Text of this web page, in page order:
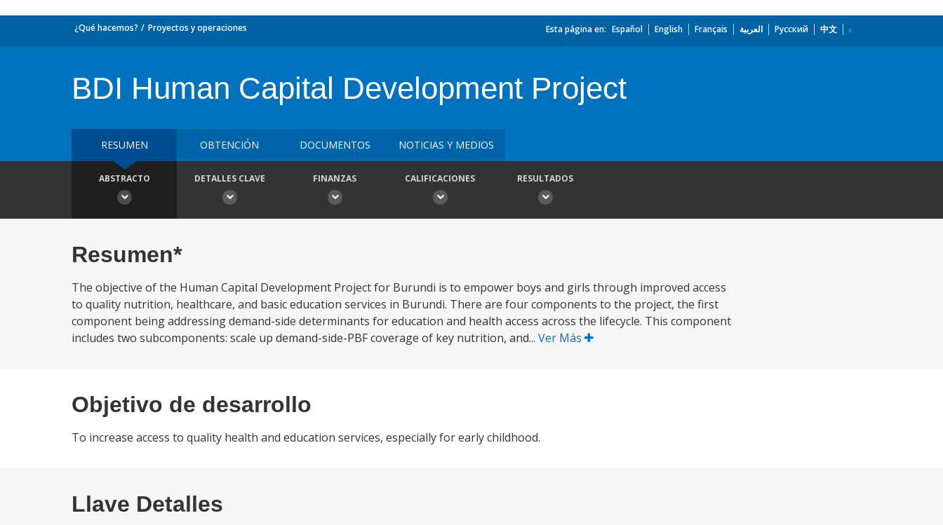
¿Qué hacemos? Proyectos y operaciones Esta página en: Español English Français العربية Русский 中文
BDI Human Capital Development Project
RESUMEN OBTENCIÓN DOCUMENTOS NOTICIAS Y MEDIOS
ABSTRACTO DETALLES CLAVE FINANZAS CALIFICACIONES RESULTADOS
Resumen*
The objective of the Human Capital Development Project for Burundi is to empower boys and girls through improved access
to quality nutrition, healthcare, and basic education services in Burundi. There are four components to the project, the first
component being addressing demand-side determinants for education and health access across the lifecycle. This component
includes two subcomponents: scale up demand-side-PBF coverage of key nutrition, and... Ver Más
Objetivo de desarrollo
To increase access to quality health and education services, especially for early childhood.
Llave Detalles